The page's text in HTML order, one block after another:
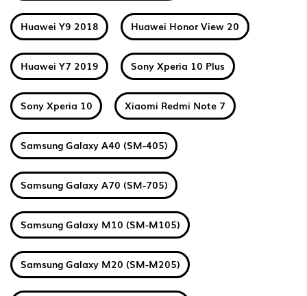
Huawei Y9 2018 Huawei Honor View 20
Huawei Y7 2019 Sony Xperia 10 Plus
Sony Xperia 10 Xiaomi Redmi Note 7
Samsung Galaxy A40 (SM-405)
Samsung Galaxy A70 (SM-705)
Samsung Galaxy M10 (SM-M105)
Samsung Galaxy M20 (SM-M205)